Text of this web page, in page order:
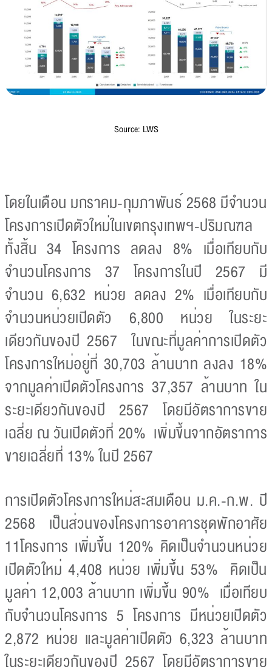
Source: LWS
โดยในเดือน มกราคม-กุมภาพันธ์ 2568 มีจำนวน
โครงการเปิดตัวใหม่ในเขตกรุงเทพฯ-ปริมณฑล
ทั้งสิ้น 34 โครงการ ลดลง 8% เมื่อเทียบกับ
จำนวนโครงการ 37 โครงการในปี 2567 มี
จำนวน 6,632 หน่วย ลดลง 2% เมื่อเทียบกับ
จำนวนหน่วยเปิดตัว 6,800 หน่วย ในระยะ
เดียวกันของปี 2567 ในขณะที่มูลค่าการเปิดตัว
โครงการใหม่อยู่ที่ 30,703 ล้านบาท ลงลง 18%
จากมูลค่าเปิดตัวโครงการ 37,357 ล้านบาท ใน
ระยะเดียวกันของปี 2567 โดยมีอัตราการขาย
เฉลี่ย ณ วันเปิดตัวที่ 20% เพิ่มขึ้นจากอัตราการ
ขายเฉลี่ยที่ 13% ในปี 2567
การเปิดตัวโครงการใหม่สะสมเดือน ม.ค.-ก.พ. ปี
2568 เป็นส่วนของโครงการอาคารชุดพักอาศัย
11โครงการ เพิ่มขึ้น 120% คิดเป็นจำนวนหน่วย
เปิดตัวใหม่ 4,408 หน่วย เพิ่มขึ้น 53% คิดเป็น
มูลค่า 12,003 ล้านบาท เพิ่มขึ้น 90% เมื่อเทียบ
กับจำนวนโครงการ 5 โครงการ มีหน่วยเปิดตัว
2,872 หน่วย และมูลค่าเปิดตัว 6,323 ล้านบาท
ในระยะเดียวกันของปี 2567 โดยมีอัตราการขาย